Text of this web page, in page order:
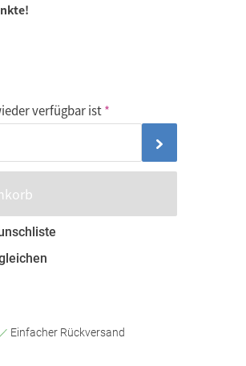
verfügbar ist
Einfacher Rückversand